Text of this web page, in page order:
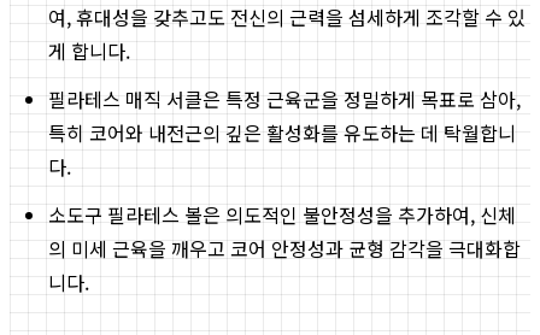
여, 휴대성을 갖추고도 전신의 근력을 섬세하게 조각할 수 있
게 합니다.
필라테스 매직 서클은 특정 근육군을 정밀하게 목표로 삼아,
특히 코어와 내전근의 깊은 활성화를 유도하는 데 탁월합니
다.
소도구 필라테스 볼은 의도적인 불안정성을 추가하여, 신체
의 미세 근육을 깨우고 코어 안정성과 균형 감각을 극대화합
니다.